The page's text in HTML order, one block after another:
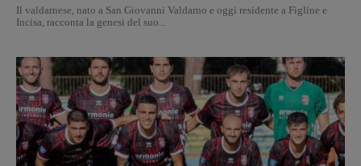
Il valdarnese, nato a San Giovanni Valdarno e oggi residente a Figline e
Incisa, racconta la genesi del suo...